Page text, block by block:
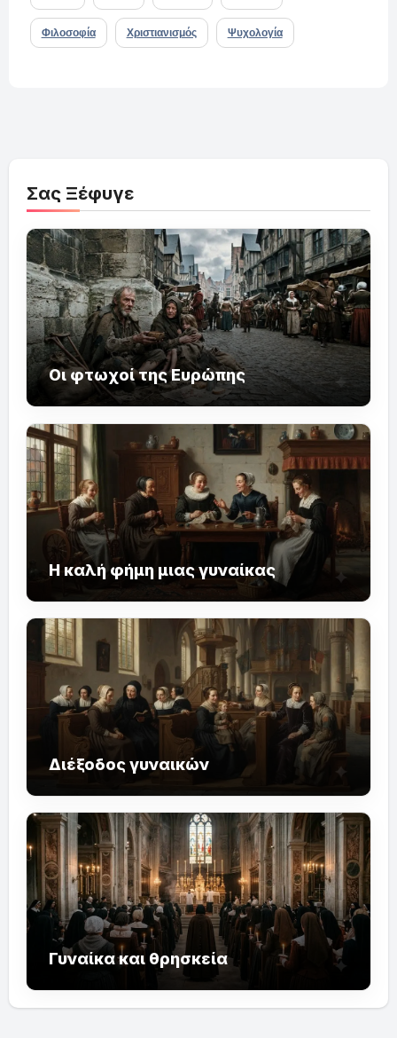
Φιλοσοφία Χριστιανισμός Ψυχολογία
Σας Ξέφυγε
Οι φτωχοί της Ευρώπης
Η καλή φήμη μιας γυναίκας
Διέξοδος γυναικών
Γυναίκα και θρησκεία